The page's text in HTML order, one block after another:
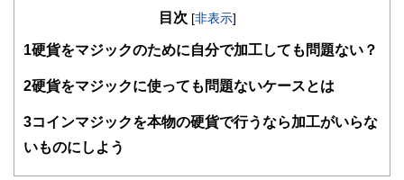
知識がない方でも理解できるようわかりやすく発信していま
得者を中心に「お金や暮らし」に関する書籍・雑誌の編集経
験者で構成され、企画立案から記事掲載まですべての工程に
FinancialFieldの特徴は、ファイナンシャルプランナー、弁
護士、税理士、宅地建物取引士、相続診断士、住宅ローンア
ドバイザー、DCプランナー、公認会計士、社会保険労務
目次 [非表示]
1硬貨をマジックのために自分で加工しても問題ない？
2硬貨をマジックに使っても問題ないケースとは
3コインマジックを本物の硬貨で行うなら加工がいらな
いものにしよう